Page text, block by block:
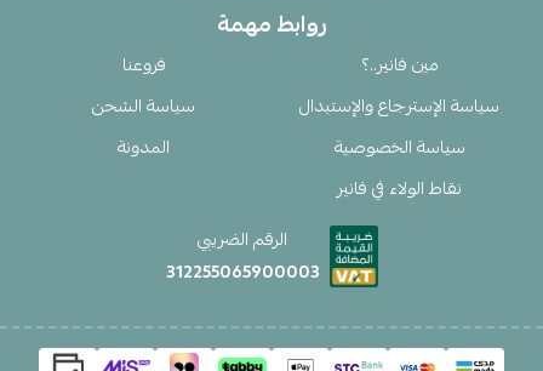
روابط مهمة
مين فانير..؟
فروعنا
سياسة الإسترجاع والإستبدال
سياسة الشحن
سياسة الخصوصية
المدونة
نقاط الولاء في فانير
الرقم الضريبي
312255065900003